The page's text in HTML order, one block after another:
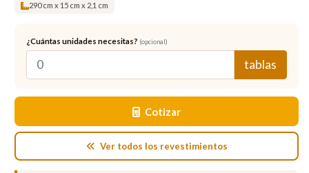
290 cm x 15 cm x 2,1 cm
¿Cuántas unidades necesitas? (opcional)
tablas
Cotizar
Ver todos los revestimientos